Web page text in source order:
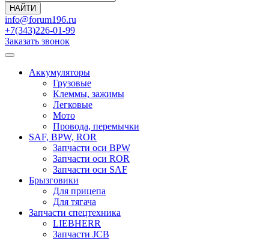
info@forum196.ru
+7(343)226-01-99
Заказать звонок
Аккумуляторы
Грузовые
Клеммы, зажимы
Легковые
Мото
Провода, перемычки
SAF, BPW, ROR
Запчасти оси BPW
Запчасти оси ROR
Запчасти оси SAF
Брызговики
Для прицепа
Для тягача
Запчасти спецтехника
LIEBHERR
Запчасти JCB